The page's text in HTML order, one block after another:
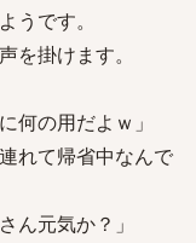
うです。
を掛けます。
何の用だよｗ」
れて帰省中なんで
ん元気か？」